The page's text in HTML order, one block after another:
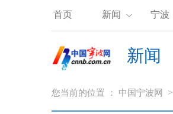
首页 新闻 宁波
新闻
您当前的位置 ： 中国宁波网 >